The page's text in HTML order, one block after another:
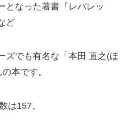
となった著書『レバレッ
ど
ズでも有名な「本田 直之(ほ
本です。
は157。